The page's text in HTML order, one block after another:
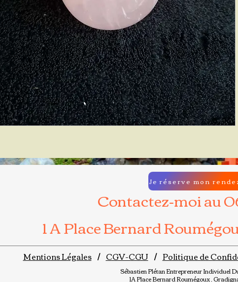
Contactez-moi au
1 A Place Bernard
Je réserve mon
Mentions Légales/ CGV-CGU/ Politique de
Sébastien PlétanEntrepreneur Individuel
1A Place Bernard Roumégoux ,